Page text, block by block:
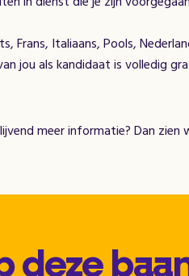
Frans, Italiaans, Pools,
jou als kandidaat is volledig
meer informatie? Dan zien
deze